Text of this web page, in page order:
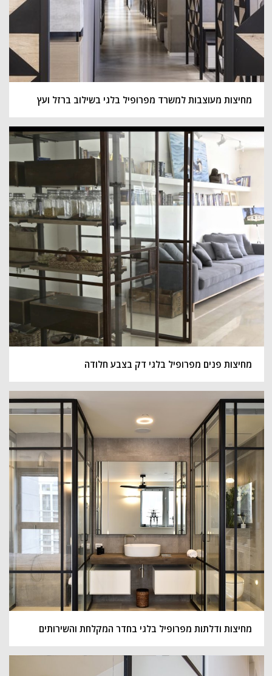
מחיצות מעוצבות למשרד מפרופיל בלגי בשילוב ברזל ועץ
מחיצות פנים מפרופיל בלגי דק בצבע חלודה
מחיצות ודלתות מפרופיל בלגי בחדר המקלחת והשירותים